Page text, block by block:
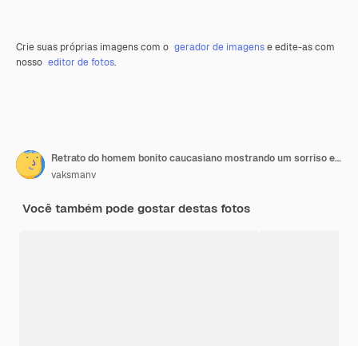
Crie suas próprias imagens com o gerador de imagense edite-as com
nosso editor de fotos.
Retrato do homem bonito caucasiano mostrando um sorriso encantador e dentes saudáveis enquanto caminhava com seu smartphone na rua. Conceito de pessoas e gadgets
vaksmanv
Você também pode gostar destas fotos